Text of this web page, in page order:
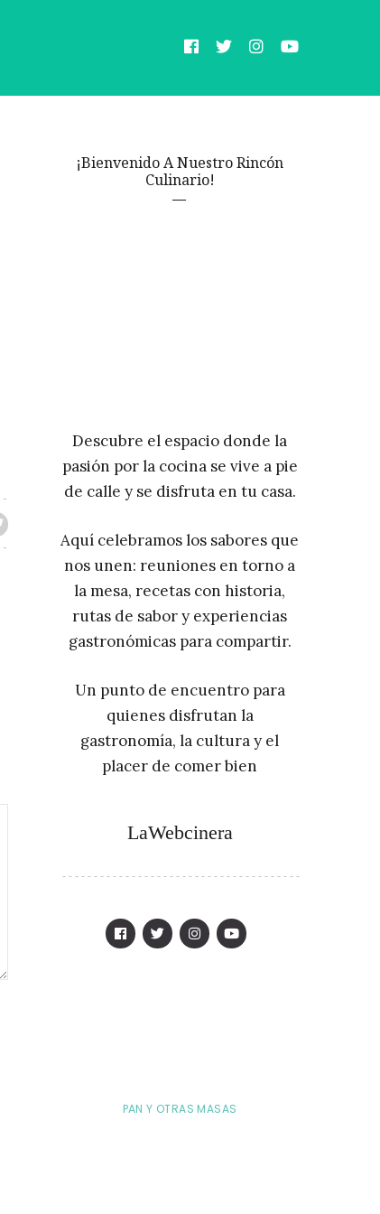
¡Bienvenido A Nuestro Rincón
Culinario!
Descubre el espacio donde la
pasión por la cocina se vive a pie
de calle y se disfruta en tu casa.
Aquí celebramos los sabores que
nos unen: reuniones en torno a
la mesa, recetas con historia,
rutas de sabor y experiencias
gastronómicas para compartir.
Un punto de encuentro para
quienes disfrutan la
gastronomía, la cultura y el
placer de comer bien
LaWebcinera
PAN Y OTRAS MASAS